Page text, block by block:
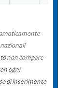
non compare
ogni
di inserimento